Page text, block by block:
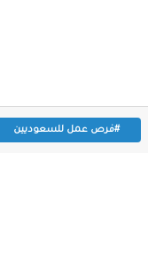
#فرص عمل للسعوديين